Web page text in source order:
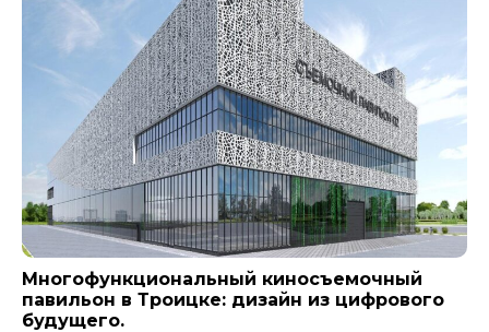
Многофункциональный киносъемочный
павильон в Троицке: дизайн из цифрового
будущего.